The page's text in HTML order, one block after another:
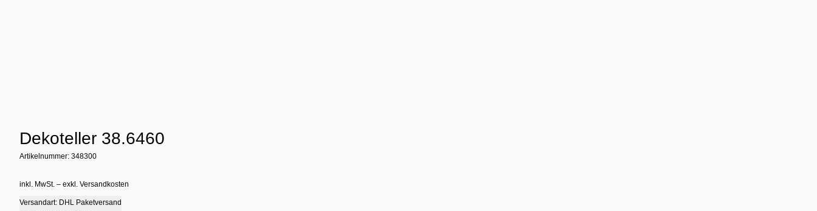
Dekoteller 38.6460
Artikelnummer: 348300
inkl. MwSt. – exkl. Versandkosten
Versandart: DHL Paketversand